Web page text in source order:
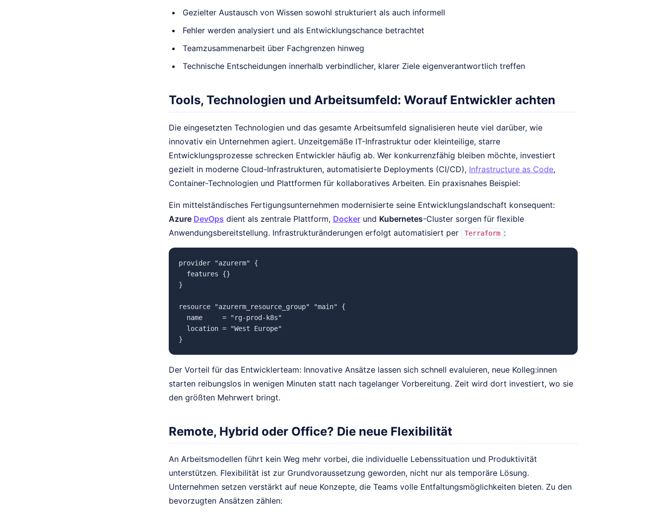
Gezielter Austausch von Wissen sowohl strukturiert als auch informell
Fehler werden analysiert und als Entwicklungschance betrachtet
Teamzusammenarbeit über Fachgrenzen hinweg
Technische Entscheidungen innerhalb verbindlicher, klarer Ziele eigenverantwortlich treffen
Tools, Technologien und Arbeitsumfeld: Worauf Entwickler achten
Die eingesetzten Technologien und das gesamte Arbeitsumfeld signalisieren heute viel darüber, wie
innovativ ein Unternehmen agiert. Unzeitgemäße IT-Infrastruktur oder kleinteilige, starre
Entwicklungsprozesse schrecken Entwickler häufig ab. Wer konkurrenzfähig bleiben möchte, investiert
gezielt in moderne Cloud-Infrastrukturen, automatisierte Deployments (CI/CD), Infrastructure as Code,
Container-Technologien und Plattformen für kollaboratives Arbeiten. Ein praxisnahes Beispiel:
Ein mittelständisches Fertigungsunternehmen modernisierte seine Entwicklungslandschaft konsequent:
Azure DevOps dient als zentrale Plattform, Docker und Kubernetes-Cluster sorgen für flexible
Anwendungsbereitstellung. Infrastrukturänderungen erfolgt automatisiert per
Terraform :
provider "azurerm" {
  features {}
}
resource "azurerm_resource_group" "main" {
  name     = "rg-prod-k8s"
  location = "West Europe"
Der Vorteil für das Entwicklerteam: Innovative Ansätze lassen sich schnell evaluieren, neue Kolleg:innen
starten reibungslos in wenigen Minuten statt nach tagelanger Vorbereitung. Zeit wird dort investiert, wo sie
den größten Mehrwert bringt.
Remote, Hybrid oder Office? Die neue Flexibilität
An Arbeitsmodellen führt kein Weg mehr vorbei, die individuelle Lebenssituation und Produktivität
unterstützen. Flexibilität ist zur Grundvoraussetzung geworden, nicht nur als temporäre Lösung.
Unternehmen setzen verstärkt auf neue Konzepte, die Teams volle Entfaltungsmöglichkeiten bieten. Zu den
bevorzugten Ansätzen zählen: